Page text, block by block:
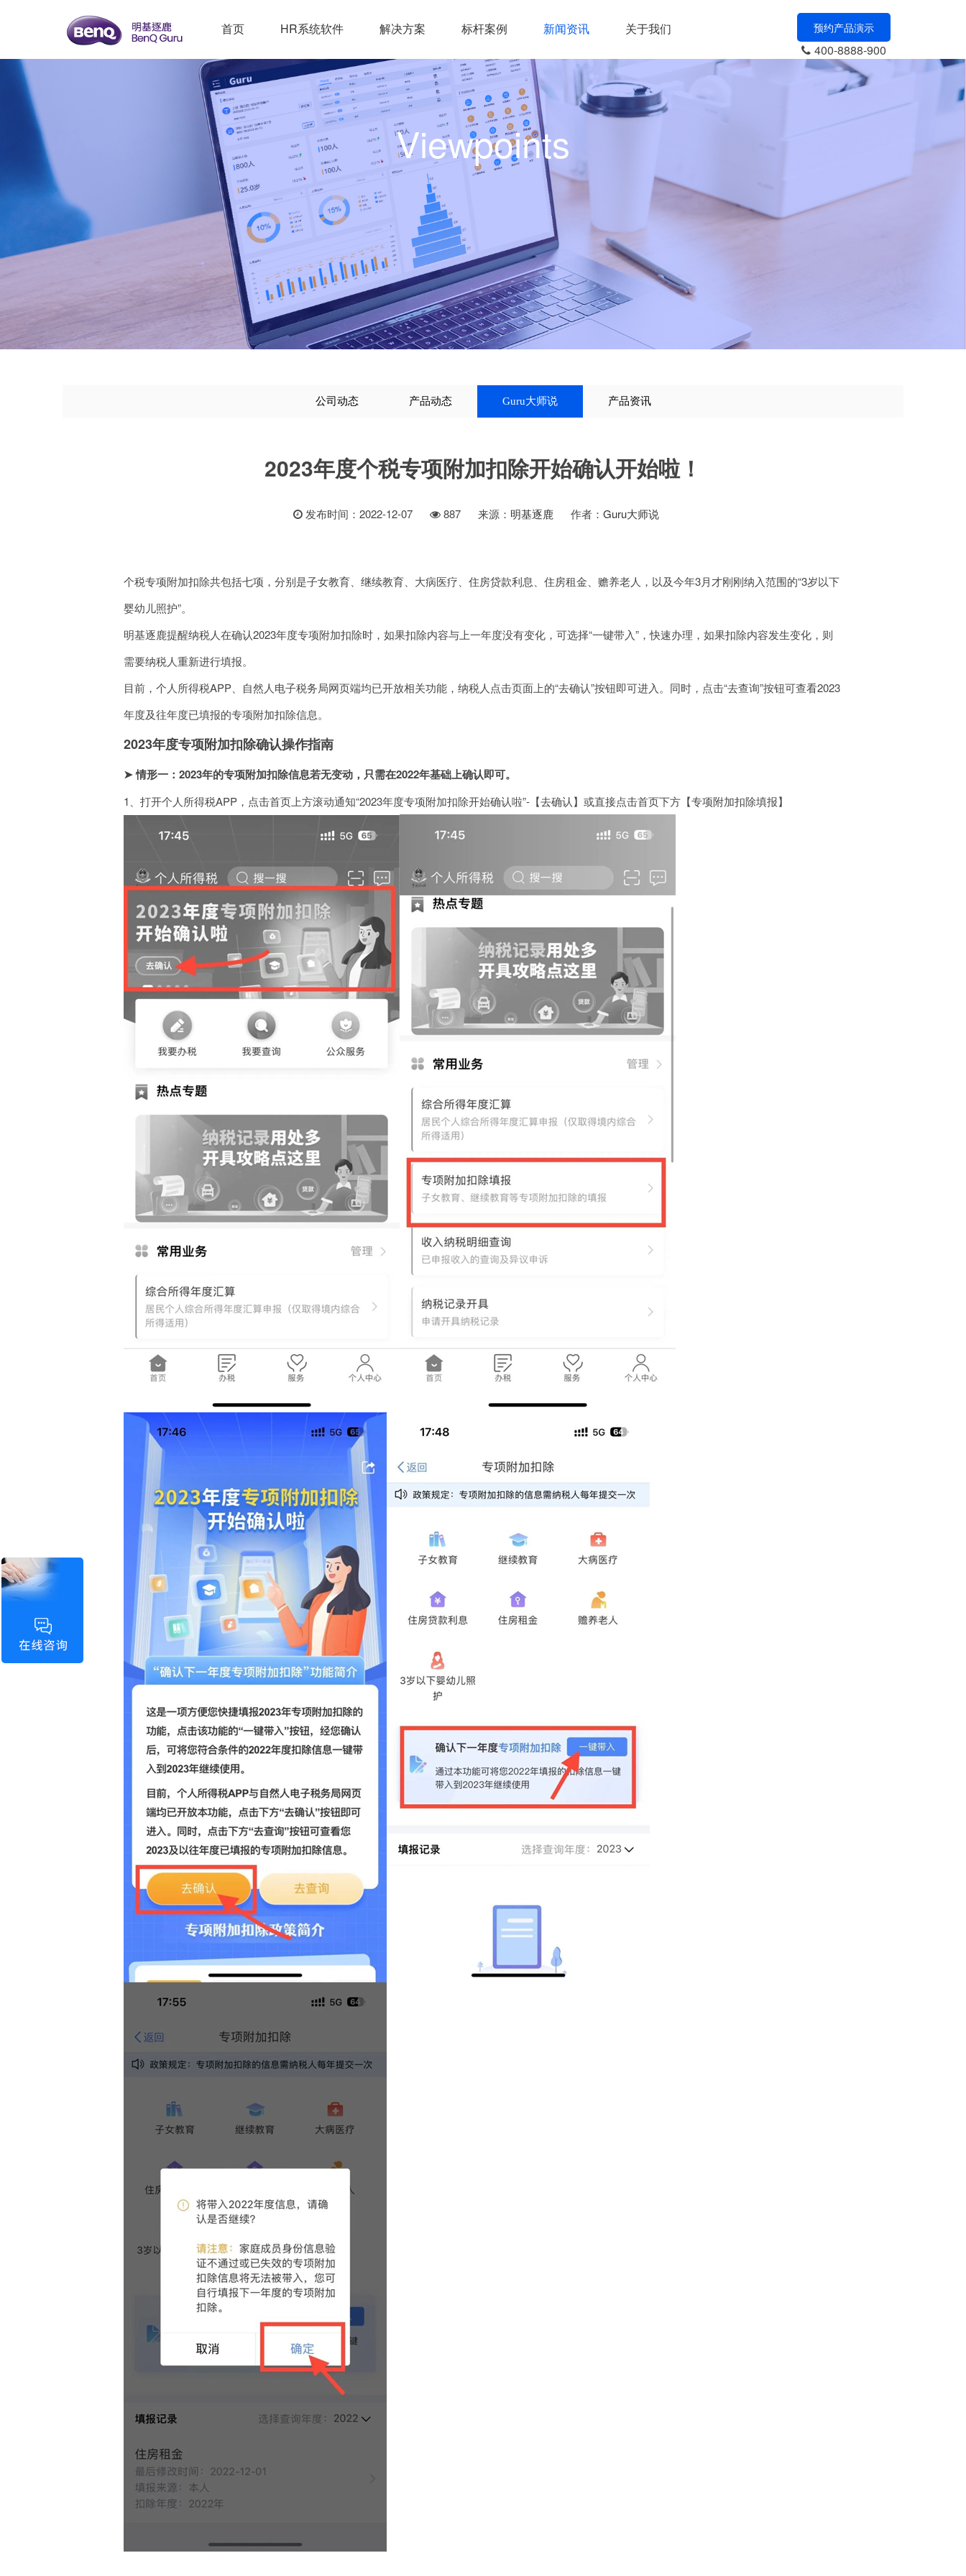
首页 HR系统软件 解决方案 标杆案例 新闻资讯 关于我们 预约产品演示
400-8888-900
Viewpoints
公司动态 产品动态 Guru大师说 产品资讯
2023年度个税专项附加扣除开始确认开始啦！
发布时间：2022-12-07 887 来源： 明基逐鹿 作者： Guru大师说
个税专项附加扣除共包括七项，分别是子女教育、继续教育、大病医疗、住房贷款利息、住房租金、赡养老人，以及今年3月才刚刚纳入范围的“3岁以下
婴幼儿照护”。
明基逐鹿提醒纳税人在确认2023年度专项附加扣除时，如果扣除内容与上一年度没有变化，可选择“一键带入”，快速办理，如果扣除内容发生变化，则
需要纳税人重新进行填报。
目前，个人所得税APP、自然人电子税务局网页端均已开放相关功能，纳税人点击页面上的“去确认”按钮即可进入。同时，点击“去查询”按钮可查看2023
年度及往年度已填报的专项附加扣除信息。
2023年度专项附加扣除确认操作指南
➤ 情形一：2023年的专项附加扣除信息若无变动，只需在2022年基础上确认即可。
1、打开个人所得税APP，点击首页上方滚动通知“2023年度专项附加扣除开始确认啦”-【去确认】或直接点击首页下方【专项附加扣除填报】